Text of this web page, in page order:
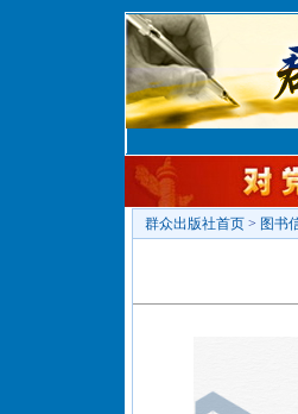
群众出版社首页 > 图书